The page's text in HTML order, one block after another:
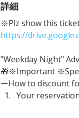
詳細
※Plz show this
https://
"Weekday Night"
🎁※Important
ーHow to discount
Your